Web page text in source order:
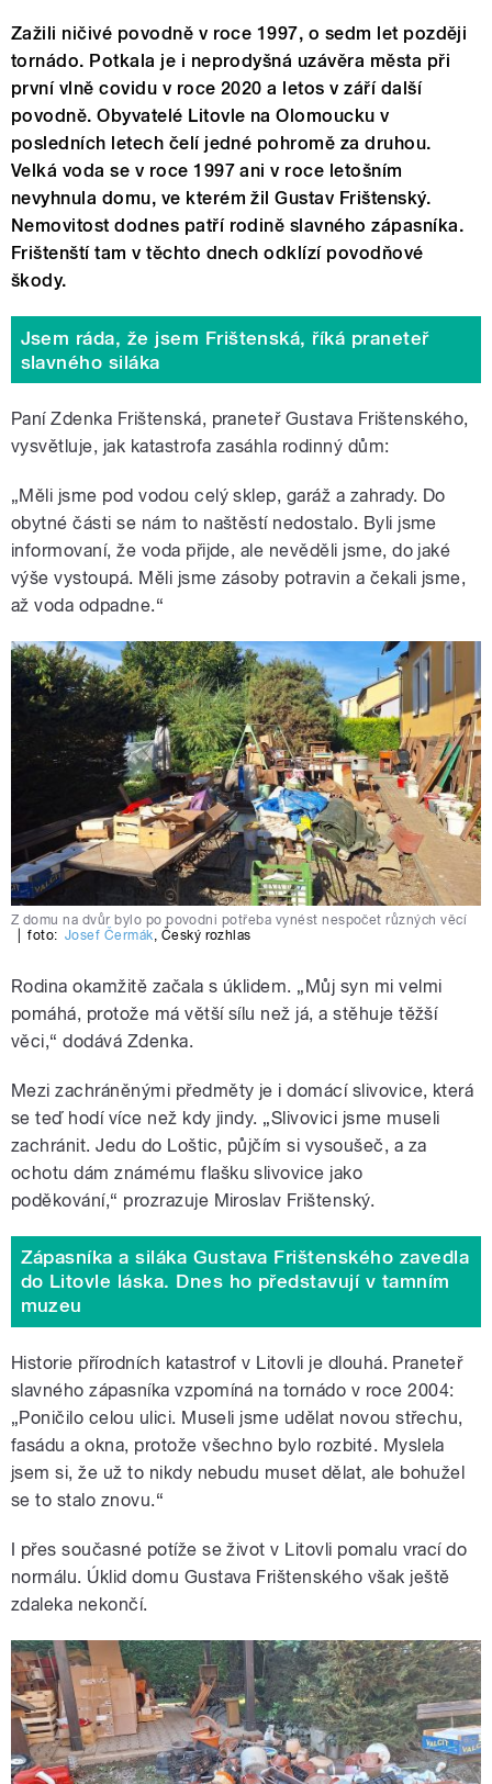
Zažili ničivé povodně v roce 1997, o sedm let později
tornádo. Potkala je i neprodyšná uzávěra města při
první vlně covidu v roce 2020 a letos v září další
povodně. Obyvatelé Litovle na Olomoucku v
posledních letech čelí jedné pohromě za druhou.
Velká voda se v roce 1997 ani v roce letošním
nevyhnula domu, ve kterém žil Gustav Frištenský.
Nemovitost dodnes patří rodině slavného zápasníka.
Frištenští tam v těchto dnech odklízí povodňové
škody.
Jsem ráda, že jsem Frištenská, říká praneteř
slavného siláka
Paní Zdenka Frištenská, praneteř Gustava Frištenského,
vysvětluje, jak katastrofa zasáhla rodinný dům:
„Měli jsme pod vodou celý sklep, garáž a zahrady. Do
obytné části se nám to naštěstí nedostalo. Byli jsme
informovaní, že voda přijde, ale nevěděli jsme, do jaké
výše vystoupá. Měli jsme zásoby potravin a čekali jsme,
až voda odpadne.“
Z domu na dvůr bylo po povodni potřeba vynést nespočet různých věcí
foto: Josef Čermák, Český rozhlas
Rodina okamžitě začala s úklidem. „Můj syn mi velmi
pomáhá, protože má větší sílu než já, a stěhuje těžší
věci,“ dodává Zdenka.
Mezi zachráněnými předměty je i domácí slivovice, která
se teď hodí více než kdy jindy. „Slivovici jsme museli
zachránit. Jedu do Loštic, půjčím si vysoušeč, a za
ochotu dám známému flašku slivovice jako
poděkování,“ prozrazuje Miroslav Frištenský.
Zápasníka a siláka Gustava Frištenského zavedla
do Litovle láska. Dnes ho představují v tamním
muzeu
Historie přírodních katastrof v Litovli je dlouhá. Praneteř
slavného zápasníka vzpomíná na tornádo v roce 2004:
„Poničilo celou ulici. Museli jsme udělat novou střechu,
fasádu a okna, protože všechno bylo rozbité. Myslela
jsem si, že už to nikdy nebudu muset dělat, ale bohužel
se to stalo znovu.“
I přes současné potíže se život v Litovli pomalu vrací do
normálu. Úklid domu Gustava Frištenského však ještě
zdaleka nekončí.